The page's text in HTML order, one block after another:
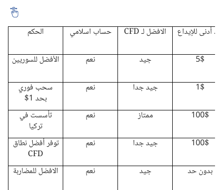
الحكم حساب اسلامي الافضل لـ CFD حد أدنى للإيداع
الأفضل للسوريين نعم جيد 5$
سحب فوري
بحد 1$
نعم جيد جدا 1$
تأسست في
تركيا
نعم ممتاز 100$
توفر أفضل نطاق
CFD
نعم جيد جدا 100$
الافضل للمضاربة نعم جيد بدون حد